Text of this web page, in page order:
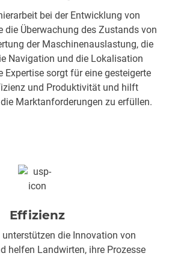
bei der Entwicklung von
die Überwachung des Zustands von
der Maschinenauslastung, die
Navigation und die Lokalisation
Expertise sorgt für eine gesteigerte
und Produktivität und hilft
Marktanforderungen zu erfüllen.
Effizienz
unterstützen die Innovation von
helfen Landwirten, ihre Prozesse